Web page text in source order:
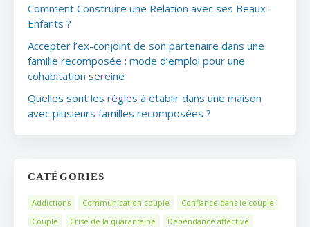
Comment Construire une Relation avec ses Beaux-
Enfants ?
Accepter l’ex-conjoint de son partenaire dans une
famille recomposée : mode d’emploi pour une
cohabitation sereine
Quelles sont les règles à établir dans une maison
avec plusieurs familles recomposées ?
CATÉGORIES
Addictions Communication couple
Confiance dans le couple
Couple
Crise de la quarantaine
Dépendance affective